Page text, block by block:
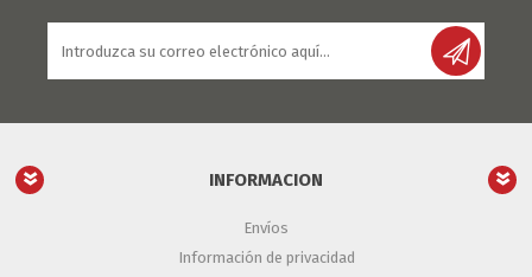
INFORMACION
Envíos
Información de privacidad